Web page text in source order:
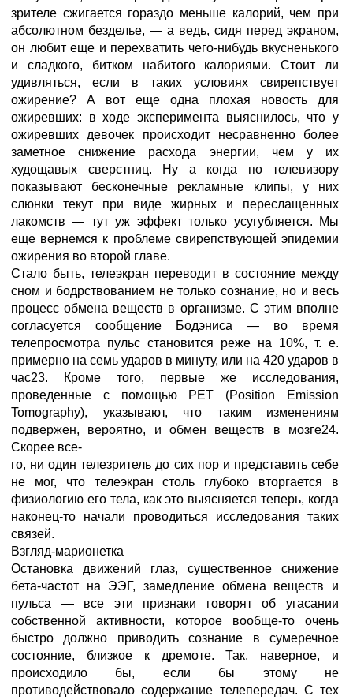
зрителе сжигается гораздо меньше калорий, чем при
абсолютном безделье, — а ведь, сидя перед экраном,
он любит еще и перехватить чего-нибудь вкусненького
и сладкого, битком набитого калориями. Стоит ли
удивляться, если в таких условиях свирепствует
ожирение? А вот еще одна плохая новость для
ожиревших: в ходе эксперимента выяснилось, что у
ожиревших девочек происходит несравненно более
заметное снижение расхода энергии, чем у их
худощавых сверстниц. Ну а когда по телевизору
показывают бесконечные рекламные клипы, у них
слюнки текут при виде жирных и переслащенных
лакомств — тут уж эффект только усугубляется. Мы
еще вернемся к проблеме свирепствующей эпидемии
ожирения во второй главе.
Стало быть, телеэкран переводит в состояние между
сном и бодрствованием не только сознание, но и весь
процесс обмена веществ в организме. С этим вполне
согласуется сообщение Бодэниса — во время
телепросмотра пульс становится реже на 10%, т. е.
примерно на семь ударов в минуту, или на 420 ударов в
час23. Кроме того, первые же исследования,
проведенные с помощью PET (Position Emission
Tomography), указывают, что таким изменениям
подвержен, вероятно, и обмен веществ в мозге24.
Скорее все-
го, ни один телезритель до сих пор и представить себе
не мог, что телеэкран столь глубоко вторгается в
физиологию его тела, как это выясняется теперь, когда
наконец-то начали проводиться исследования таких
связей.
Взгляд-марионетка
Остановка движений глаз, существенное снижение
бета-частот на ЭЭГ, замедление обмена веществ и
пульса — все эти признаки говорят об угасании
собственной активности, которое вообще-то очень
быстро должно приводить сознание в сумеречное
состояние, близкое к дремоте. Так, наверное, и
происходило бы, если бы этому не
противодействовало содержание телепередач. С тех